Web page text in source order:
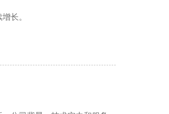
长。